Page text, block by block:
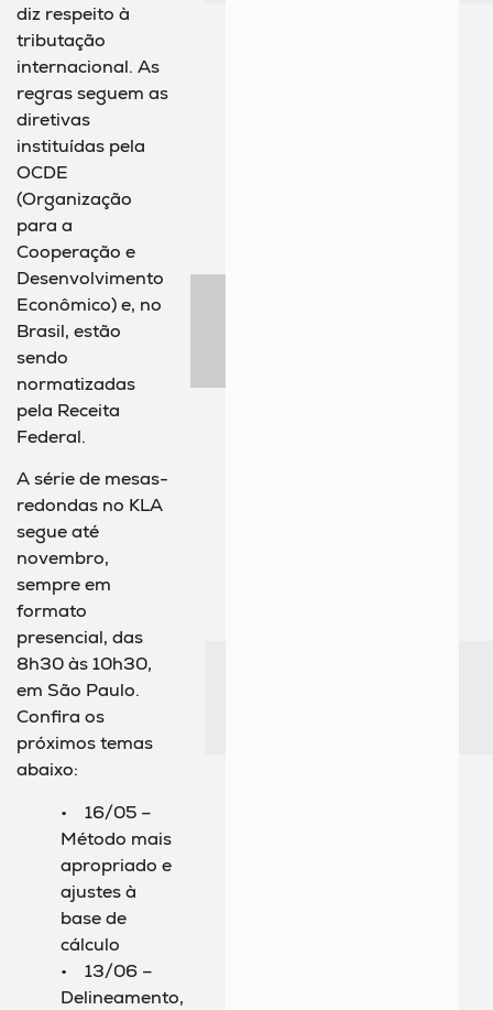
diz respeito à
tributação
internacional. As
regras seguem as
diretivas
instituídas pela
OCDE
(Organização
para a
Cooperação e
Desenvolvimento
Econômico) e, no
Brasil, estão
sendo
normatizadas
pela Receita
Federal.
A série de mesas-
redondas no KLA
segue até
novembro,
sempre em
formato
presencial, das
8h30 às 10h30,
em São Paulo.
Confira os
próximos temas
abaixo:
• 16/05 –
Método mais
apropriado e
ajustes à
base de
cálculo
• 13/06 –
Delineamento,